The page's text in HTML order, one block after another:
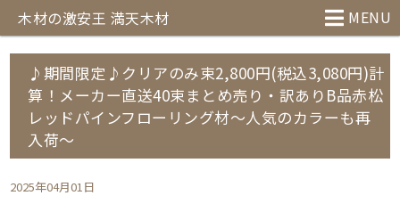
MENU
木材の激安王 満天木材
♪期間限定♪クリアのみ束2,800円(税込3,080円)計
算！メーカー直送40束まとめ売り・訳ありB品赤松
レッドパインフローリング材～人気のカラーも再
入荷～
2025年04月01日